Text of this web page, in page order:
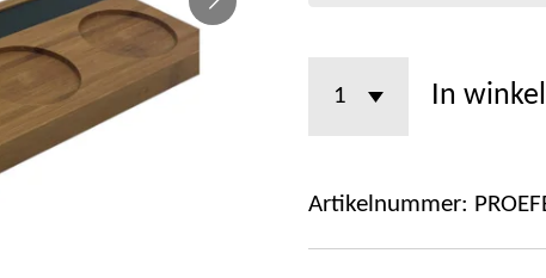
In
Artikelnummer: